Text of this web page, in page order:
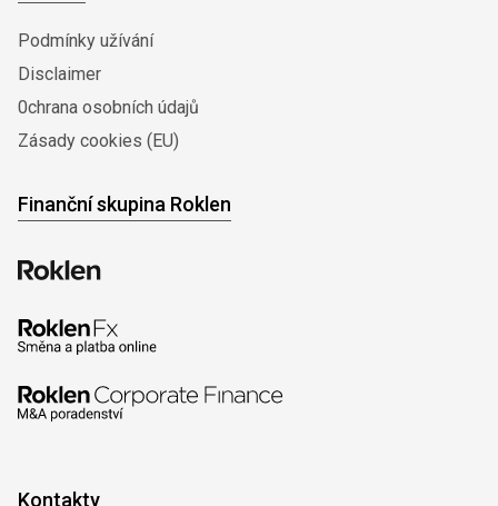
Podmínky užívání
Disclaimer
0chrana osobních údajů
Zásady cookies (EU)
Finanční skupina Roklen
Kontakty